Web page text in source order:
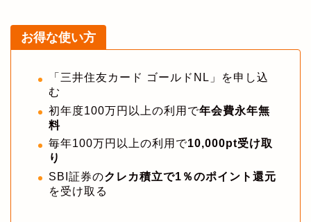
お得な使い方
「三井住友カード ゴールドNL」を申し込
む
初年度100万円以上の利用で年会費永年無
料
毎年100万円以上の利用で10,000pt受け取
り
SBI証券のクレカ積立で1％のポイント還元
を受け取る